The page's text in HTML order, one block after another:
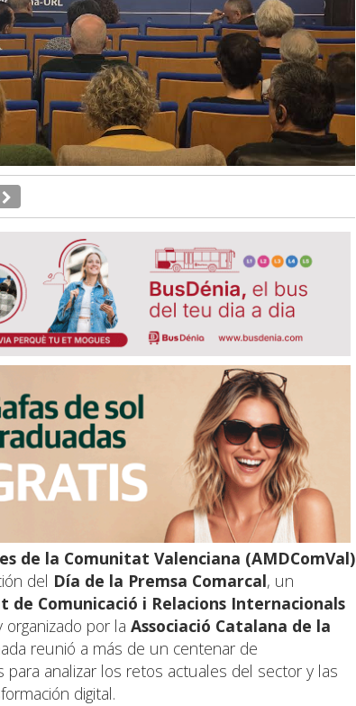
de la Comunitat Valenciana (AMDComVal)
del Día de la Premsa Comarcal, un
de Comunicació i Relacions Internacionals
organizado por la Associació Catalana de la
reunió a más de un centenar de
analizar los retos actuales del sector y las
digital.